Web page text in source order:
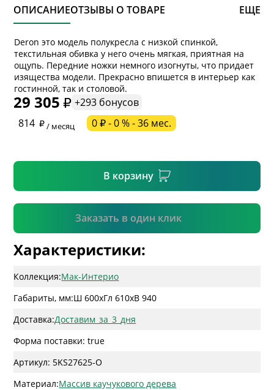
ОПИСАНИЕОТЗЫВЫ О ТОВАРЕ ЕЩЕ
Deron это модель полукресла с низкой спинкой,
текстильная обивка у него очень мягкая, приятная на
ощупь. Передние ножки немного изогнуты, что придает
изящества модели. Прекрасно впишется в интерьер как
гостинной, так и столовой.
29 305
+293 бонусов
814
/ месяц 0 ₽ - 0 % - 36 мес.
В корзину
Заказать в один клик
* обязательное поле
* необязательное поле
Подтвердить
Характеристики:
Коллекция:Мак-Интерио
Габариты, мм:Ш 600xГл 610xВ 940
Доставка:Доставим_за_3_дня
Форма поставки: true
Артикул: 5KS27625-O
Материал:Массив каучукового дерева